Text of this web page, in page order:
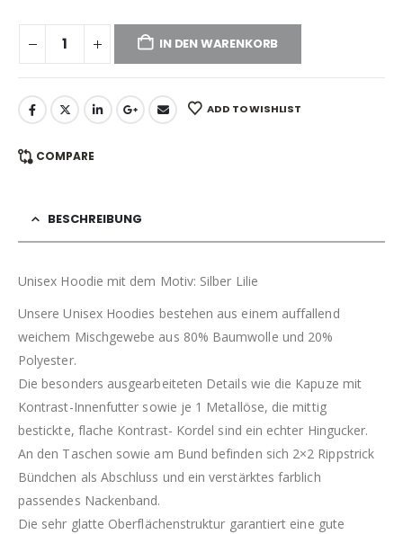
IN DEN WARENKORB
ADD TO WISHLIST
COMPARE
BESCHREIBUNG
Unisex Hoodie mit dem Motiv: Silber Lilie
Unsere Unisex Hoodies bestehen aus einem auffallend
weichem Mischgewebe aus 80% Baumwolle und 20%
Polyester.
Die besonders ausgearbeiteten Details wie die Kapuze mit
Kontrast-Innenfutter sowie je 1 Metallöse, die mittig
bestickte, flache Kontrast- Kordel sind ein echter Hingucker.
An den Taschen sowie am Bund befinden sich 2×2 Rippstrick
Bündchen als Abschluss und ein verstärktes farblich
passendes Nackenband.
Die sehr glatte Oberflächenstruktur garantiert eine gute